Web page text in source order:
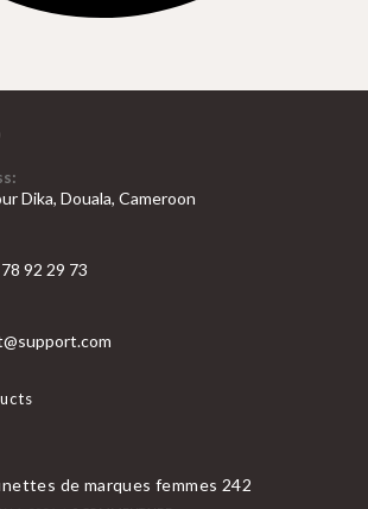
Dika, Douala, Cameroon
92 29 73
de marques femmes 242